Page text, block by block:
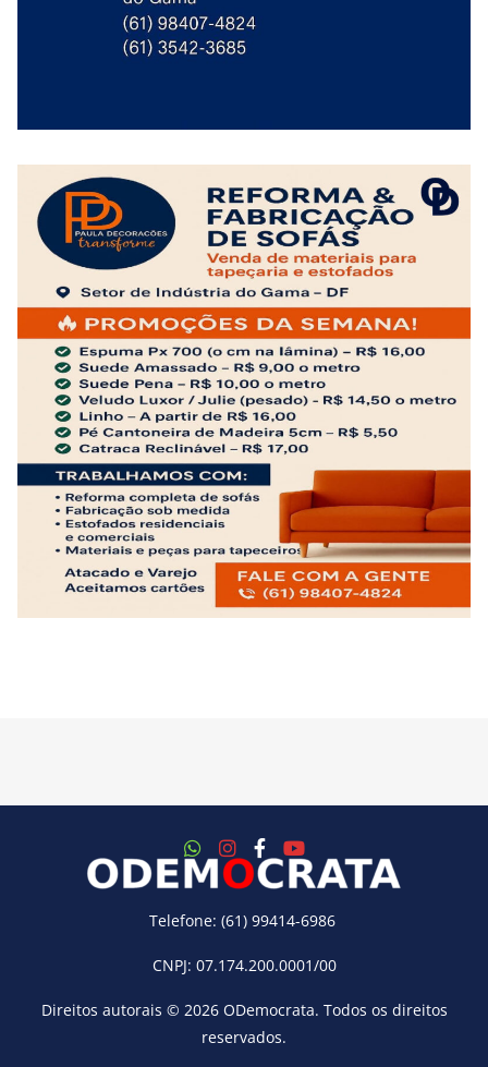
Telefone: (61) 99414-6986
CNPJ: 07.174.200.0001/00
Direitos autorais © 2026 ODemocrata. Todos os direitos
reservados.